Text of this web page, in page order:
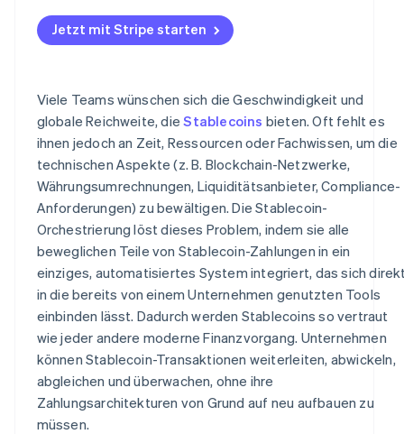
Jetzt mit Stripe starten
Viele Teams wünschen sich die Geschwindigkeit und
globale Reichweite, dieStablecoins bieten. Oft fehlt es
ihnen jedoch an Zeit, Ressourcen oder Fachwissen, um die
technischen Aspekte (z. B. Blockchain-Netzwerke,
Währungsumrechnungen, Liquiditätsanbieter, Compliance-
Anforderungen) zu bewältigen. Die Stablecoin-
Orchestrierung löst dieses Problem, indem sie alle
beweglichen Teile von Stablecoin-Zahlungen in ein
einziges, automatisiertes System integriert, das sich
in die bereits von einem Unternehmen genutzten Tools
einbinden lässt. Dadurch werden Stablecoins so vertraut
wie jeder andere moderne Finanzvorgang. Unternehmen
können Stablecoin-Transaktionen weiterleiten, abwickeln,
abgleichen und überwachen, ohne ihre
Zahlungsarchitekturen von Grund auf neu aufbauen zu
müssen.